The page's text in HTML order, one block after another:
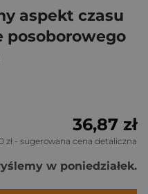
aspekt czasu
36,87 zł
zł - sugerowana cena detaliczna
w poniedziałek.